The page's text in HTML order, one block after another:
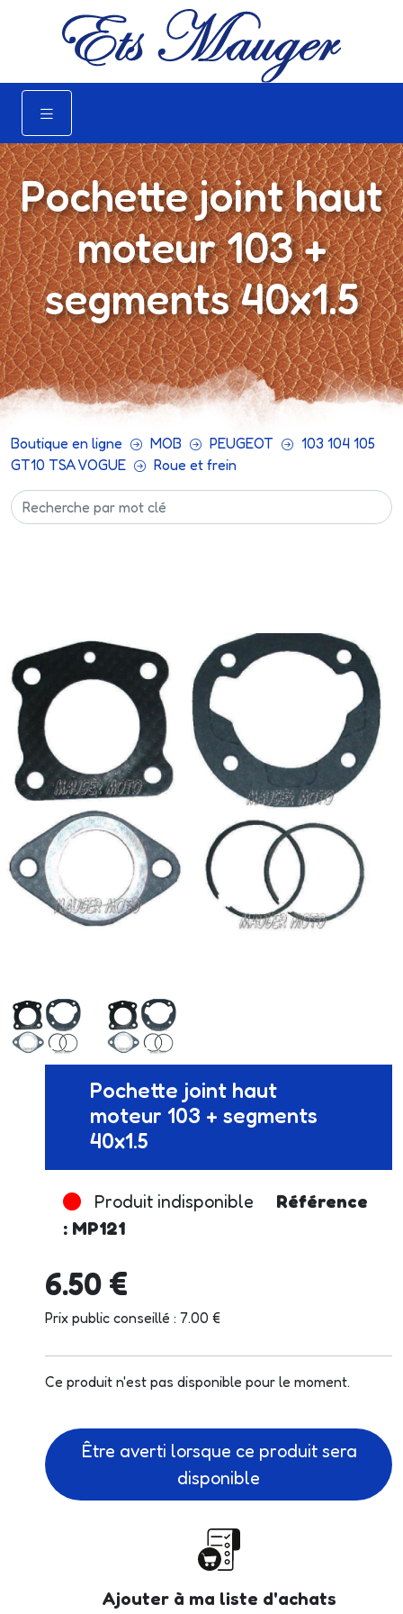
Pochette joint haut
moteur 103 +
segments 40x1.5
Boutique en ligne MOB PEUGEOT
103 104 105
GT10 TSA VOGUE
Roue et frein
Pochette joint haut
moteur 103 + segments
40x1.5
Produit indisponible
Référence
: MP121
6.50 €
Prix public conseillé : 7.00 €
Ce produit n'est pas disponible pour le moment.
Être averti lorsque ce produit sera
disponible
Ajouter à ma liste d'achats